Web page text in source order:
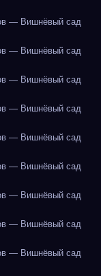
— Вишнёвый сад
— Вишнёвый сад
— Вишнёвый сад
— Вишнёвый сад
— Вишнёвый сад
— Вишнёвый сад
— Вишнёвый сад
— Вишнёвый сад
— Вишнёвый сад